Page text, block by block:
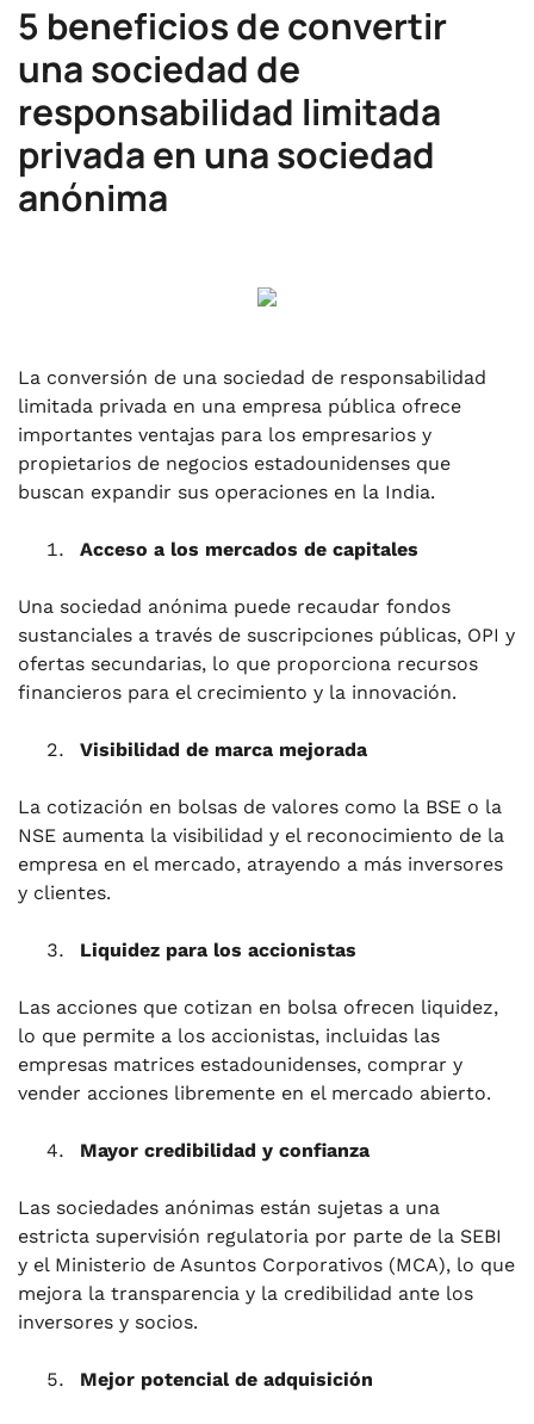
5 beneficios de convertir
una sociedad de
responsabilidad limitada
privada en una sociedad
anónima
La conversión de una sociedad de responsabilidad
limitada privada en una empresa pública ofrece
importantes ventajas para los empresarios y
propietarios de negocios estadounidenses que
buscan expandir sus operaciones en la India.
Acceso a los mercados de capitales
Una sociedad anónima puede recaudar fondos
sustanciales a través de suscripciones públicas, OPI y
ofertas secundarias, lo que proporciona recursos
financieros para el crecimiento y la innovación.
Visibilidad de marca mejorada
La cotización en bolsas de valores como la BSE o la
NSE aumenta la visibilidad y el reconocimiento de la
empresa en el mercado, atrayendo a más inversores
y clientes.
Liquidez para los accionistas
Las acciones que cotizan en bolsa ofrecen liquidez,
lo que permite a los accionistas, incluidas las
empresas matrices estadounidenses, comprar y
vender acciones libremente en el mercado abierto.
Mayor credibilidad y confianza
Las sociedades anónimas están sujetas a una
estricta supervisión regulatoria por parte de la SEBI
y el Ministerio de Asuntos Corporativos (MCA), lo que
mejora la transparencia y la credibilidad ante los
inversores y socios.
Mejor potencial de adquisición